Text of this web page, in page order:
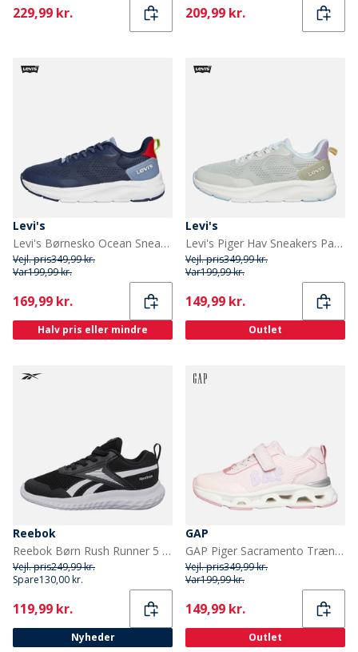
Current
229,99 kr. Current
209,99 kr.
Levi's
Levi's Børnesko Ocean Sneakers Marineblå/Rød 0290 Navy Red 0290
Vejl. pris349,99 kr.
Var199,99 kr.
Current
169,99 kr.
Halv pris eller mindre
Levi's
Levi's Piger Hav Sneakers Pastel Green 0308
Vejl. pris349,99 kr.
Var199,99 kr.
Current
149,99 kr.
Outlet
Reebok
Reebok Børn Rush Runner 5 Elastiksnørebånd Neutrale Løbesko Sort/Sort/Hvid
Vejl. pris249,99 kr.
Spare130,00 kr.
Current
119,99 kr.
Nyheder
GAP
GAP Piger Sacramento Træningssko Light Pink Magenta
Vejl. pris349,99 kr.
Var199,99 kr.
Current
149,99 kr.
Outlet